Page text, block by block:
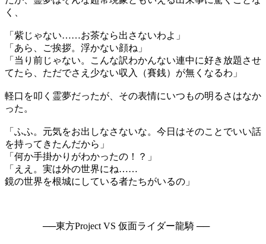
く、
「紫じゃない……お茶なら出さないわよ」
「あら、ご挨拶。浮かない顔ね」
「当り前じゃない。こんな訳わかんない連中に好き放題させ
てたら、ただでさえ少ない収入（賽銭）が無くなるわ」
軽口を叩く霊夢だったが、その表情にいつもの明るさはなか
った。
「ふふ。元気をお出しなさないな。今日はそのことでいい話
を持ってきたんだから」
「何か手掛かりがわかったの！？」
「ええ。実は外の世界にね……
鏡の世界を根城にしている者たちがいるの」
──東方Project VS 仮面ライダー龍騎 ──